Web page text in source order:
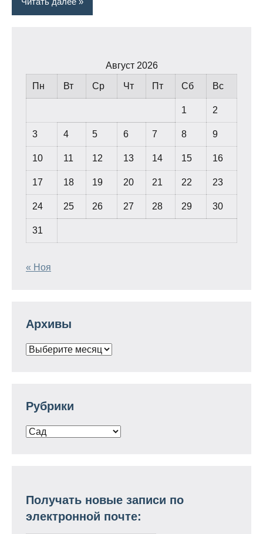
Август 2026
Пн Вт Ср Чт Пт Сб Вс
1 2
3 4 5 6 7 8 9
10 11 12 13 14 15 16
17 18 19 20 21 22 23
24 25 26 27 28 29 30
31
« Ноя
Архивы
Архивы
Рубрики
Рубрики
Получать новые записи по
электронной почте: